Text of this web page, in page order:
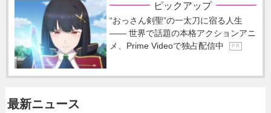
ピックアップ
“おっさん剣聖”の一太刀に宿る人生
―― 世界で話題の本格アクションアニ
メ、Prime Videoで独占配信中
P R
最新ニュース